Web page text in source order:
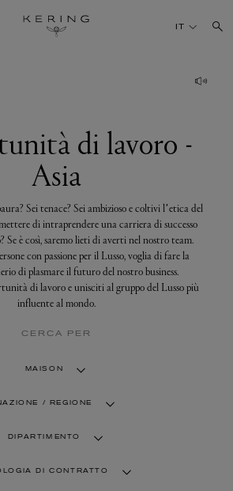
TALENTI
SOSTENIBILITÀ
FINANCE
MEDIA
IT
di lavoro -
Asia
Sei tenace? Sei ambizioso e coltivi l’etica del
di intraprendere una carriera di successo
Se è così, saremo lieti di averti nel nostro team.
con passione per il Lusso, voglia di fare la
di plasmare il futuro del nostro business.
di lavoro e unisciti al gruppo del Lusso più
influente al mondo.
CERCA PER
MAISON
/ REGIONE
DIPARTIMENTO
DI CONTRATTO